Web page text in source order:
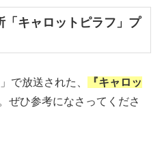
「キャロットピラフ」プ
で放送された、
『キャロッ
ぜひ参考になさってくださ